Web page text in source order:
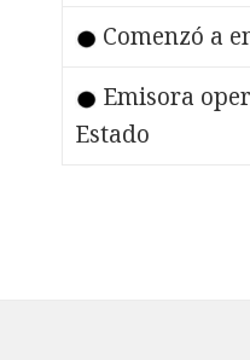
Comenzó a
Emisora
Estado